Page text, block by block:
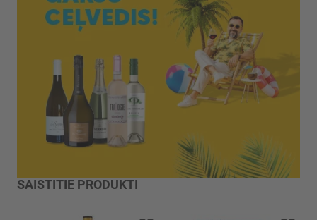
SAISTĪTIE PRODUKTI